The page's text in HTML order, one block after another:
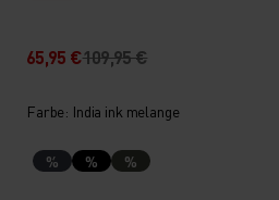
65,95 €109,95 €
Farbe: India ink melange
% % %